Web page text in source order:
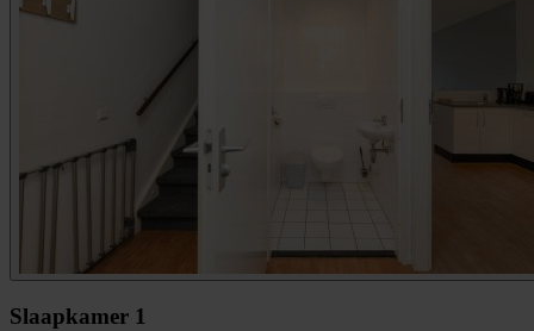
Slaapkamer 1